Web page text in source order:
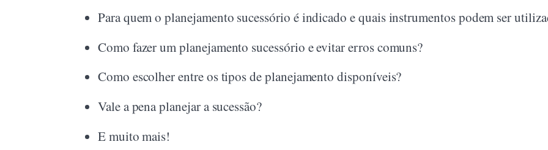
Para quem o planejamento sucessório é indicado e quais instrumentos podem ser
Como fazer um planejamento sucessório e evitar erros comuns?
Como escolher entre os tipos de planejamento disponíveis?
Vale a pena planejar a sucessão?
E muito mais!